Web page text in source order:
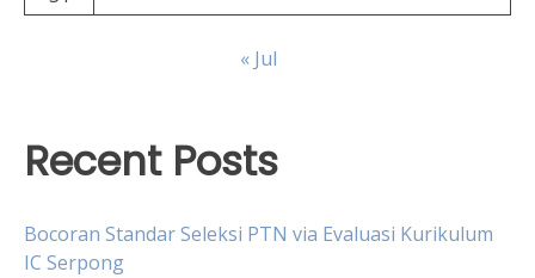
« Jul
Recent Posts
Bocoran Standar Seleksi PTN via Evaluasi Kurikulum
IC Serpong